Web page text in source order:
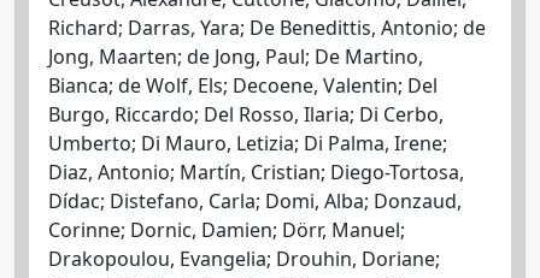
Richard; Darras, Yara; De Benedittis, Antonio; de
Jong, Maarten; de Jong, Paul; De Martino,
Bianca; de Wolf, Els; Decoene, Valentin; Del
Burgo, Riccardo; Del Rosso, Ilaria; Di Cerbo,
Umberto; Di Mauro, Letizia; Di Palma, Irene;
Diaz, Antonio; Martín, Cristian; Diego-Tortosa,
Dídac; Distefano, Carla; Domi, Alba; Donzaud,
Corinne; Dornic, Damien; Dörr, Manuel;
Drakopoulou, Evangelia; Drouhin, Doriane;